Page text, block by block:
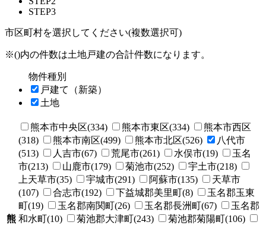
STEP3
市区町村を選択してください(複数選択可)
※()内の件数は土地戸建の合計件数になります。
物件種別
戸建て（新築）
土地
熊
熊本市中央区(334) 熊本市東区(334)
熊本市西区
(318)
熊本市南区(499) 熊本市北区(526)
八代市
(513)
人吉市(67) 荒尾市(261) 水俣市(19)
玉名
市(213)
山鹿市(179) 菊池市(252)
宇土市(218)
上天草市(35)
宇城市(291) 阿蘇市(135)
天草市
(107)
合志市(192) 下益城郡美里町(8)
玉名郡玉東
町(19)
玉名郡南関町(26) 玉名郡長洲町(67)
玉名郡
和水町(10)
菊池郡大津町(243)
菊池郡菊陽町(106)